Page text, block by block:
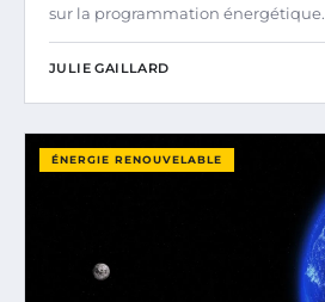
sur la programmation énergétique.
JULIE GAILLARD
ÉNERGIE RENOUVELABLE